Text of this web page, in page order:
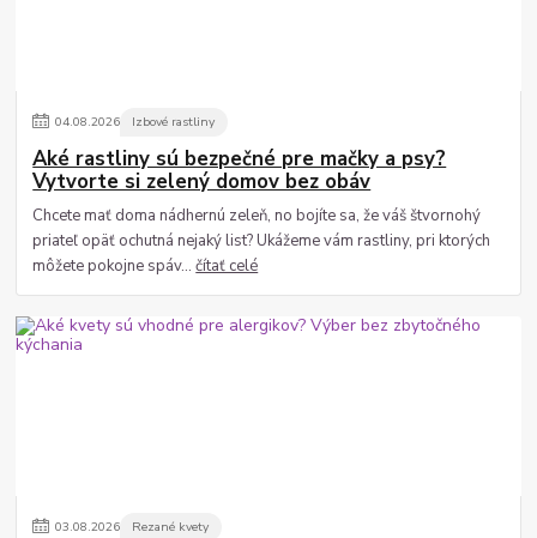
04.08.2026 Izbové rastliny
Aké rastliny sú bezpečné pre mačky a psy?
Vytvorte si zelený domov bez obáv
Chcete mať doma nádhernú zeleň, no bojíte sa, že váš štvornohý
priateľ opäť ochutná nejaký list? Ukážeme vám rastliny, pri ktorých
môžete pokojne spáv...čítať celé
03.08.2026 Rezané kvety